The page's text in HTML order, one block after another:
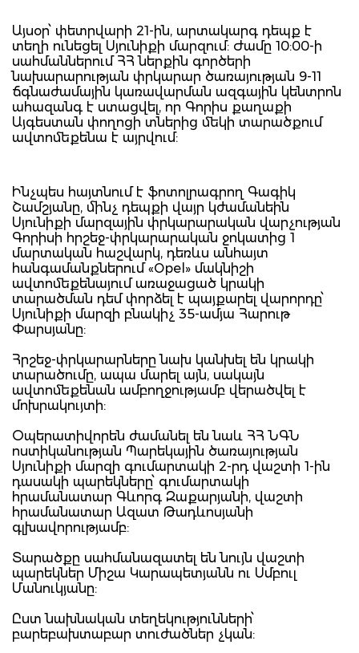
Այսօր՝ փետրվարի 21-ին, արտակարգ դեպք է
տեղի ունեցել Սյունիքի մարզում: Ժամը 10:00-ի
սահմաններում ՀՀ ներքին գործերի
նախարարության փրկարար ծառայության 9-11
ճգնաժամային կառավարման ազգային կենտրոն
ահազանգ է ստացվել, որ Գորիս քաղաքի
Այգեստան փողոցի տներից մեկի տարածքում
ավտոմեքենա է այրվում:
Ինչպես հայտնում է ֆոտոլրագրող Գագիկ
Շամշյանը, մինչ դեպքի վայր կժամանեին
Սյունիքի մարզային փրկարարական վարչության
Գորիսի հրշեջ-փրկարարական ջոկատից 1
մարտական հաշվարկ, դեռևս անհայտ
հանգամանքներում «Opel» մակնիշի
ավտոմեքենայում առաջացած կրակի
տարածման դեմ փորձել է պայքարել վարորդը՝
Սյունիքի մարզի բնակիչ 35-ամյա Հարութ
Փարսյանը:
Հրշեջ-փրկարարները նախ կանխել են կրակի
տարածումը, ապա մարել այն, սակայն
ավտոմեքենան ամբողջությամբ վերածվել է
մոխրակույտի:
Օպերատիվորեն ժամանել են նաև ՀՀ ՆԳՆ
ոստիկանության Պարեկային ծառայության
Սյունիքի մարզի գումարտակի 2-րդ վաշտի 1-ին
դասակի պարեկները՝ գումարտակի
հրամանատար Գևորգ Զաքարյանի, վաշտի
հրամանատար Ազատ Թադևոսյանի
գլխավորությամբ:
Տարածքը սահմանազատել են նույն վաշտի
պարեկներ Միշա Կարապետյանն ու Սմբուլ
Մանուկյանը:
Ըստ նախնական տեղեկությունների՝
բարեբախտաբար տուժածներ չկան: